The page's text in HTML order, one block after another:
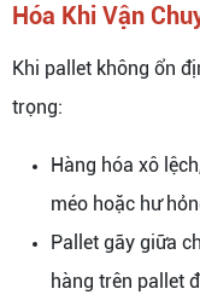
Hóa Khi Vận
Khi pallet không ổn
trọng:
Hàng hóa xô
méo hoặc hư
Pallet gãy giữa
hàng trên pallet